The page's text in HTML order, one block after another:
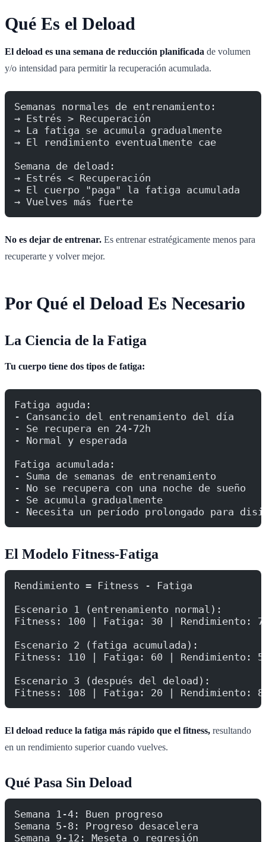
Qué Es el Deload
El deload es una semana de reducción planificada de volumen
y/o intensidad para permitir la recuperación acumulada.
Semanas normales de entrenamiento:
→ Estrés > Recuperación
→ La fatiga se acumula gradualmente
→ El rendimiento eventualmente cae
Semana de deload:
→ Estrés < Recuperación
→ El cuerpo "paga" la fatiga acumulada
→ Vuelves más fuerte
No es dejar de entrenar. Es entrenar estratégicamente menos para
recuperarte y volver mejor.
Por Qué el Deload Es Necesario
La Ciencia de la Fatiga
Tu cuerpo tiene dos tipos de fatiga:
Fatiga aguda:
- Cansancio del entrenamiento del día
- Se recupera en 24-72h
- Normal y esperada
Fatiga acumulada:
- Suma de semanas de entrenamiento
- No se recupera con una noche de sueño
- Se acumula gradualmente
- Necesita un período prolongado para
El Modelo Fitness-Fatiga
Rendimiento = Fitness - Fatiga
Escenario 1 (entrenamiento normal):
Fitness: 100 | Fatiga: 30 | Rendimiento:
Escenario 2 (fatiga acumulada):
Fitness: 110 | Fatiga: 60 | Rendimiento:
Escenario 3 (después del deload):
Fitness: 108 | Fatiga: 20 | Rendimiento:
El deload reduce la fatiga más rápido que el fitness, resultando
en un rendimiento superior cuando vuelves.
Qué Pasa Sin Deload
Semana 1-4: Buen progreso
Semana 5-8: Progreso desacelera
Semana 9-12: Meseta o regresión